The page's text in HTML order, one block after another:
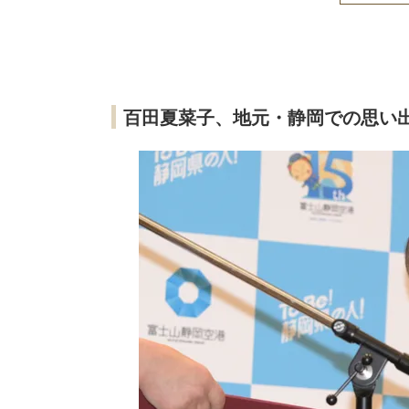
百田夏菜子、地元・静岡での思い